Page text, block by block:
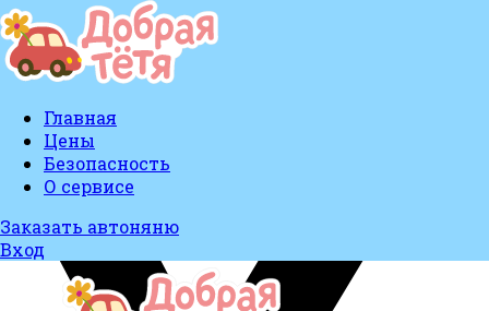
Главная
Цены
Безопасность
О сервисе
Заказать автоняню
Вход